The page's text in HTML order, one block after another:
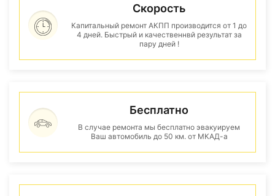
Скорость
Капитальный ремонт АКПП производится от 1 до
4 дней. Быстрый и качественнвй результат за
пару дней !
Бесплатно
В случае ремонта мы бесплатно эвакуируем
Ваш автомобиль до 50 км. от МКАД-а